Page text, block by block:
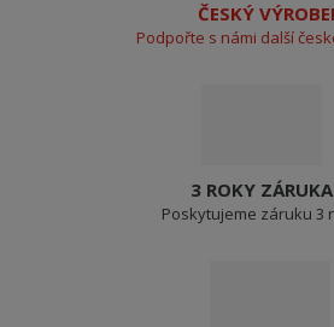
ČESKÝ
Podpořte s námi další
3 ROKY ZÁRUKA
Poskytujeme záruku 3